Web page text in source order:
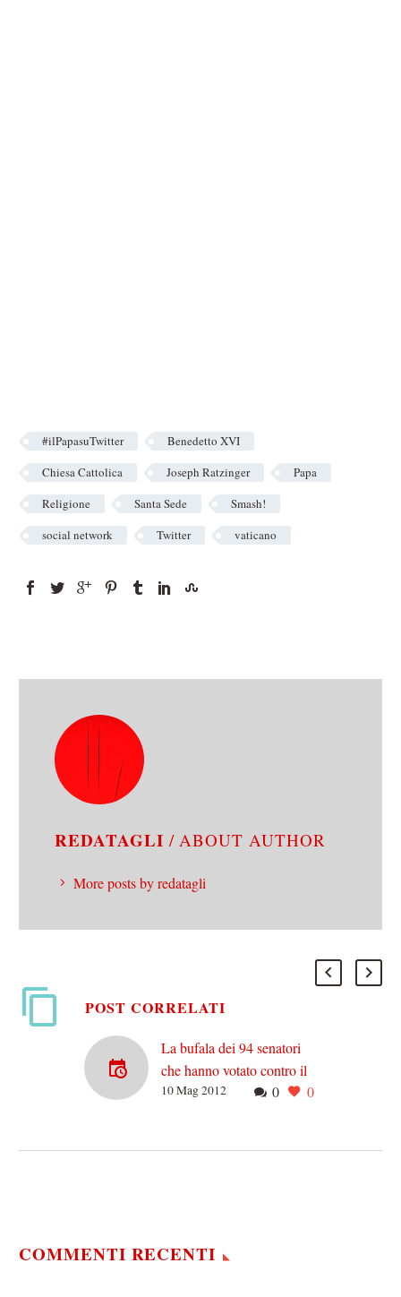
#ilPapasuTwitter
Benedetto XVI
Chiesa Cattolica
Joseph Ratzinger
Papa
Religione
Santa Sede
Smash!
social network
Twitter vaticano
REDATAGLI / ABOUT AUTHOR
More posts by redatagli
POST CORRELATI
La bufala dei 94 senatori
che hanno votato contro il
taglio alle pensioni d’oro
0 0
10 Mag 2012
COMMENTI RECENTI